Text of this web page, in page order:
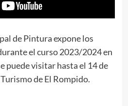
de Pintura expone los
el curso 2023/2024 en
puede visitar hasta el 14 de
de El Rompido.